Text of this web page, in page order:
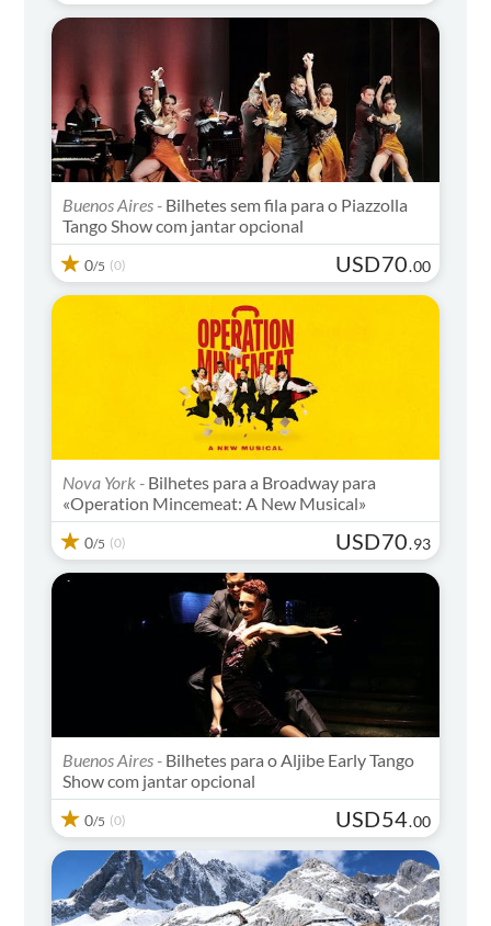
Buenos Aires - Bilhetes sem fila para o Piazzolla
Tango Show com jantar opcional
0/5 (0) USD70.00
Nova York - Bilhetes para a Broadway para
«Operation Mincemeat: A New Musical»
0/5 (0) USD70.93
Buenos Aires - Bilhetes para o Aljibe Early Tango
Show com jantar opcional
0/5 (0) USD54.00